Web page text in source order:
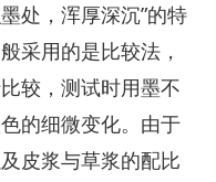
处，浑厚深沉”的特
采用的是比较法，
较，测试时用墨不
的细微变化。由于
皮浆与草浆的配比